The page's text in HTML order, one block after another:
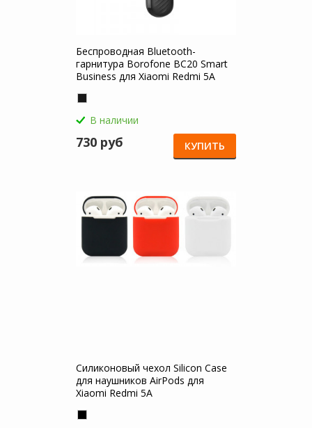
Беспроводная Bluetooth-
гарнитура Borofone BC20 Smart
Business для Xiaomi Redmi 5A
В наличии
730 руб КУПИТЬ
Силиконовый чехол Silicon Case
для наушников AirPods для
Xiaomi Redmi 5A